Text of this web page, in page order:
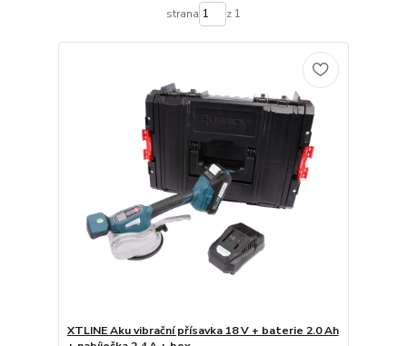
strana z 1
XTLINE Aku vibrační přísavka 18 V + baterie 2.0 Ah